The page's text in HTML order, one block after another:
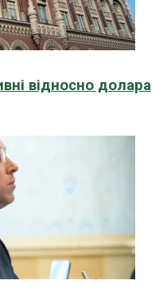
відносно долара